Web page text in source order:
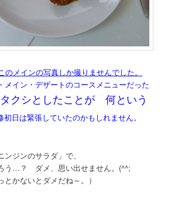
のメインの写真しか撮りませんでした。
メイン・デザートのコースメニューだった
クシとしたことが 何という
初日は緊張していたのかもしれません。
ジンのサラダ」で、
う…？ ダメ、思い出せません。(^^;
とかないとダメだね～。）